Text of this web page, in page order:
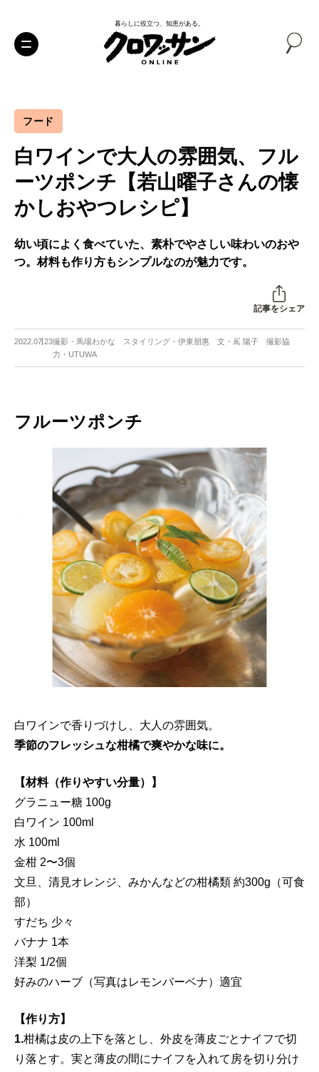
暮らしに役立つ、知恵がある。
フード
白ワインで大人の雰囲気、フル
ーツポンチ【若山曜子さんの懐
かしおやつレシピ】
幼い頃によく食べていた、素朴でやさしい味わいのおや
つ。材料も作り方もシンプルなのが魅力です。
記事をシェア
2022.07.23撮影・馬場わかな スタイリング・伊東朋惠 文・嶌 陽子 撮影協
力・UTUWA
フルーツポンチ
白ワインで香りづけし、大人の雰囲気。
季節のフレッシュな柑橘で爽やかな味に。
【材料（作りやすい分量）】
グラニュー糖 100g
白ワイン 100ml
水 100ml
金柑 2〜3個
文旦、清見オレンジ、みかんなどの柑橘類 約300g（可食
部）
すだち 少々
バナナ 1本
洋梨 1/2個
好みのハーブ（写真はレモンバーベナ）適宜
【作り方】
1.柑橘は皮の上下を落とし、外皮を薄皮ごとナイフで切
り落とす。実と薄皮の間にナイフを入れて房を切り分け